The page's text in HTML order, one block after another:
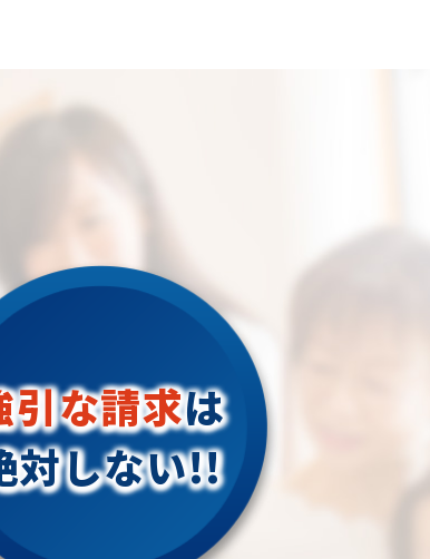
引な請求は
対しない!!